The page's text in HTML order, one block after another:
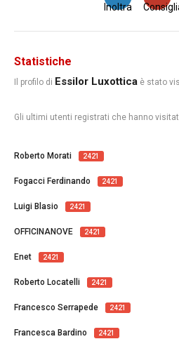
Inoltra
Statistiche
Il profilo di Essilor Luxottica è stato
Gli ultimi utenti registrati che hanno
Roberto Morati 2421
Fogacci Ferdinando 2421
Luigi Blasio 2421
OFFICINANOVE 2421
Enet 2421
Roberto Locatelli 2421
Francesco Serrapede 2421
Francesca Bardino 2421